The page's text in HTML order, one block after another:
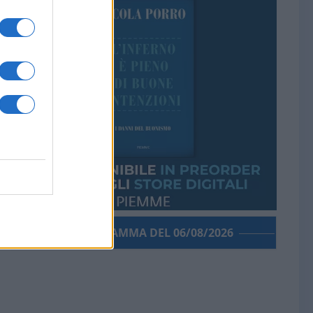
PORROGRAMMA DEL 06/08/2026